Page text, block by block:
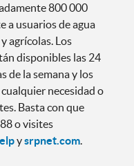
800 000
a usuarios de agua
agrícolas. Los
disponibles las 24
de la semana y los
necesidad o
Basta con que
o visites
ysrpnet.com